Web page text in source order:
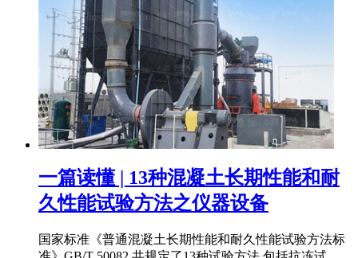
一篇读懂 | 13种混凝土长期性能和耐
久性能试验方法之仪器设备
国家标准《普通混凝土长期性能和耐久性能试验方法标